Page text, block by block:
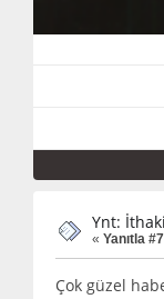
Ynt:
« Yanıtla
Çok güzel